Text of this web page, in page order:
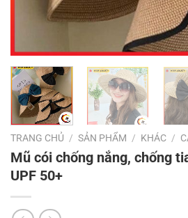
TRANG CHỦ / SẢN PHẨM / KHÁC /
Mũ cói chống nắng, chống
UPF 50+